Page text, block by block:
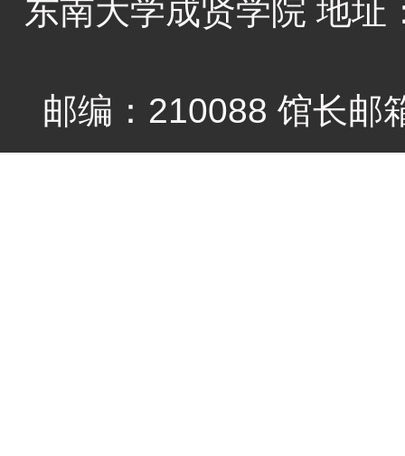
东南大学成贤学院 地址
邮编：210088 馆长邮